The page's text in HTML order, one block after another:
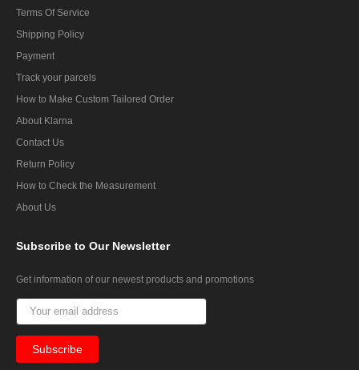
Terms Of Service
Shipping Policy
Payment
Track your parcels
How to Make Custom Tailored Order
About Klarna
Contact Us
Return Policy
How to Check the Measurement
About Us
Subscribe to Our Newsletter
Get information of our newest products and promotions